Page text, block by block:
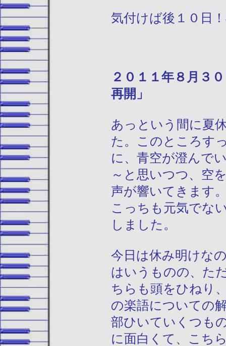
気付けば後１０日
２０１１
再開」
あっという間に夏
た。このところす
に、青空が澄んで
～と思いつつ、空
声が響いてきます
こっちも元気でな
しました。
今日は休み明けな
はいうものの、た
ちらも頭をひねり
の楽語についての
部ひいていくつも
に面白くて、こち